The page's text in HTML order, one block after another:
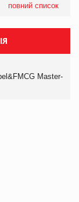
повний список
Master-